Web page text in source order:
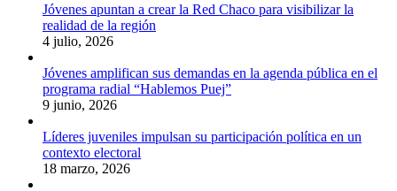
Jóvenes apuntan a crear la Red Chaco para visibilizar la
realidad de la región
4 julio, 2026
Jóvenes amplifican sus demandas en la agenda pública en el
programa radial “Hablemos Puej”
9 junio, 2026
Líderes juveniles impulsan su participación política en un
contexto electoral
18 marzo, 2026